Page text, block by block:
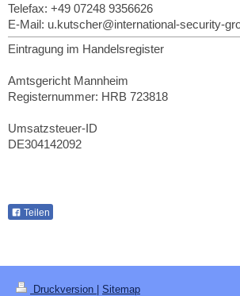
Telefax: +49 07248 9356626
E-Mail: u.kutscher@international-security-
Eintragung im Handelsregister
Amtsgericht Mannheim
Registernummer: HRB 723818
Umsatzsteuer-ID
DE304142092
Teilen
Druckversion | Sitemap